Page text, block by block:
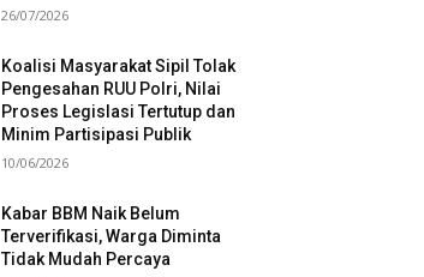
26/07/2026
Koalisi Masyarakat Sipil Tolak
Pengesahan RUU Polri, Nilai
Proses Legislasi Tertutup dan
Minim Partisipasi Publik
10/06/2026
Kabar BBM Naik Belum
Terverifikasi, Warga Diminta
Tidak Mudah Percaya